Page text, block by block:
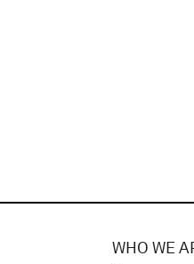
WHO WE